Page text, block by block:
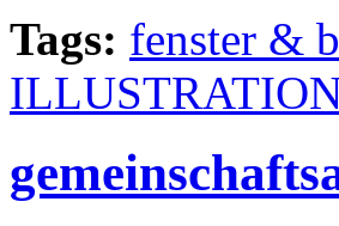
Tags: fenster &